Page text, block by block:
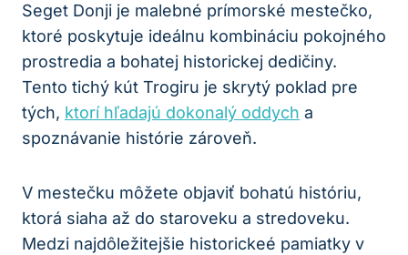
Seget Donji je malebné prímorské mestečko,
ktoré poskytuje ideálnu kombináciu pokojného
prostredia a bohatej historickej dedičiny.
Tento tichý kút Trogiru je skrytý poklad pre
tých, ktorí hľadajú dokonalý oddych a
spoznávanie histórie zároveň.
V mestečku môžete objaviť bohatú históriu,
ktorá siaha až do staroveku a stredoveku.
Medzi najdôležitejšie historickeé pamiatky v